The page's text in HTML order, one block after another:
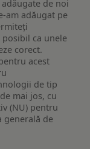
de noi
am adăugat pe
posibil ca unele
corect.
acest
de tip
mai jos, cu
(NU) pentru
generală de